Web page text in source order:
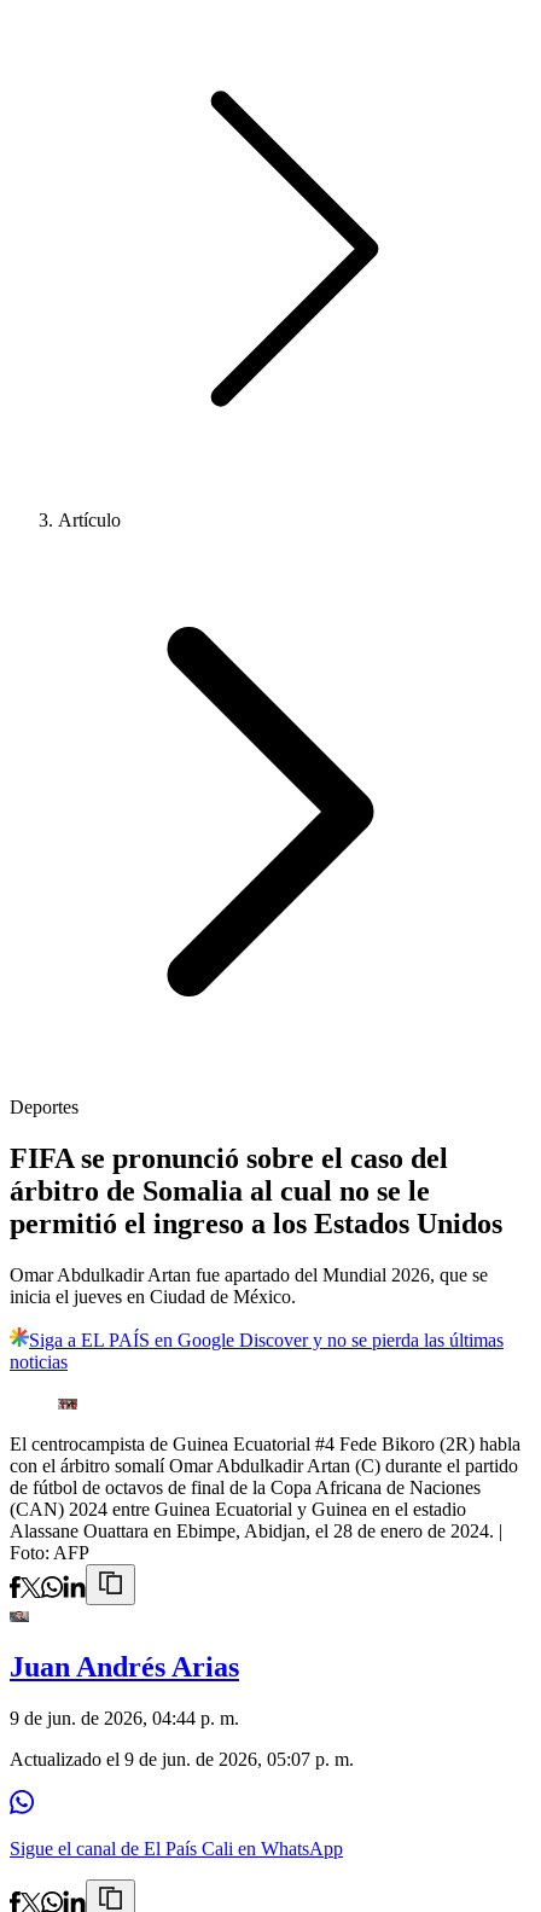
Artículo
Deportes
FIFA se pronunció sobre el caso del
árbitro de Somalia al cual no se le
permitió el ingreso a los Estados Unidos
Omar Abdulkadir Artan fue apartado del Mundial 2026, que se
inicia el jueves en Ciudad de México.
Siga a EL PAÍS en Google Discover y no se pierda las últimas
noticias
El centrocampista de Guinea Ecuatorial #4 Fede Bikoro (2R) habla
con el árbitro somalí Omar Abdulkadir Artan (C) durante el partido
de fútbol de octavos de final de la Copa Africana de Naciones
(CAN) 2024 entre Guinea Ecuatorial y Guinea en el estadio
Alassane Ouattara en Ebimpe, Abidjan, el 28 de enero de 2024. |
Foto: AFP
Juan Andrés Arias
9 de jun. de 2026, 04:44 p. m.
Actualizado el 9 de jun. de 2026, 05:07 p. m.
Sigue el canal de El País Cali en WhatsApp